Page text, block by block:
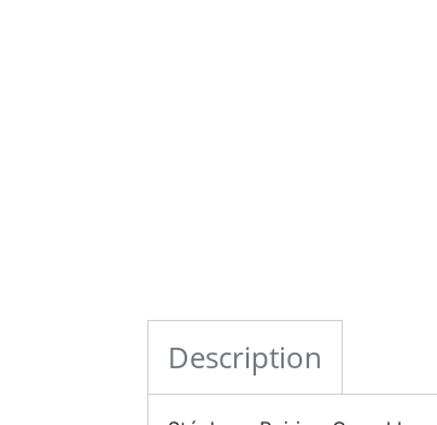
Description